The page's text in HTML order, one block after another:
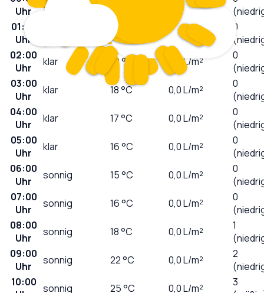
Uhr
stark bewölkt L/m²
01:00
Uhr
22 0,0
0
02:00
Uhr
klar 19°C L/m²
0
03:00
Uhr
klar 18°C 0,0L/m²
0
04:00
Uhr
klar 17°C 0,0L/m²
0
05:00
Uhr
klar 16°C 0,0L/m²
0
06:00
Uhr
sonnig 15°C 0,0L/m²
0
07:00
Uhr
sonnig 16°C 0,0L/m²
0
08:00
Uhr
sonnig 18°C 0,0L/m²
1
09:00
Uhr
sonnig 22°C 0,0L/m²
2
10:00 sonnig 25°C 0,0L/m²
3